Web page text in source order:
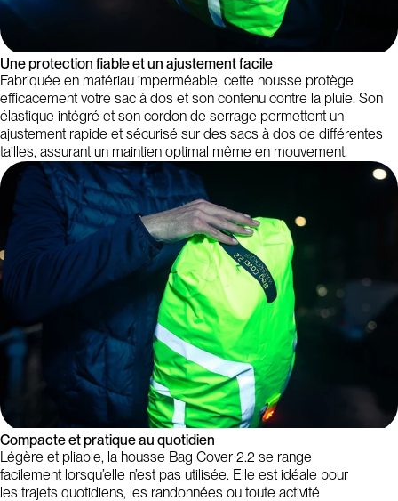
Une protection fiable et un ajustement facile
Fabriquée en matériau imperméable, cette housse protège
efficacement votre sac à dos et son contenu contre la pluie. Son
élastique intégré et son cordon de serrage permettent un
ajustement rapide et sécurisé sur des sacs à dos de différentes
tailles, assurant un maintien optimal même en mouvement.
Compacte et pratique au quotidien
Légère et pliable, la housse Bag Cover 2.2 se range
facilement lorsqu’elle n’est pas utilisée. Elle est idéale pour
les trajets quotidiens, les randonnées ou toute activité